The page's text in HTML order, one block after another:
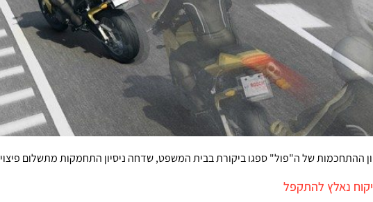
ההתחכמות של ה"פול" ספגו ביקורת בבית המשפט, שדחה ניסיון התחמקות מתשלום פיצוי
נאלץ להתקפל